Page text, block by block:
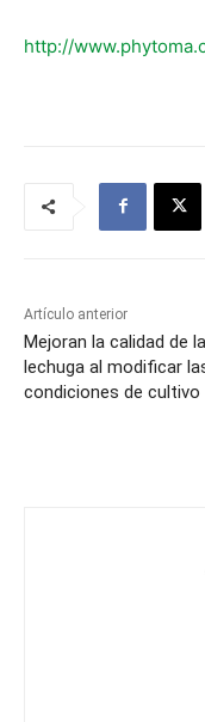
http://
Artículo anterior
Mejoran la calidad de la
lechuga al modificar
condiciones de cultivo